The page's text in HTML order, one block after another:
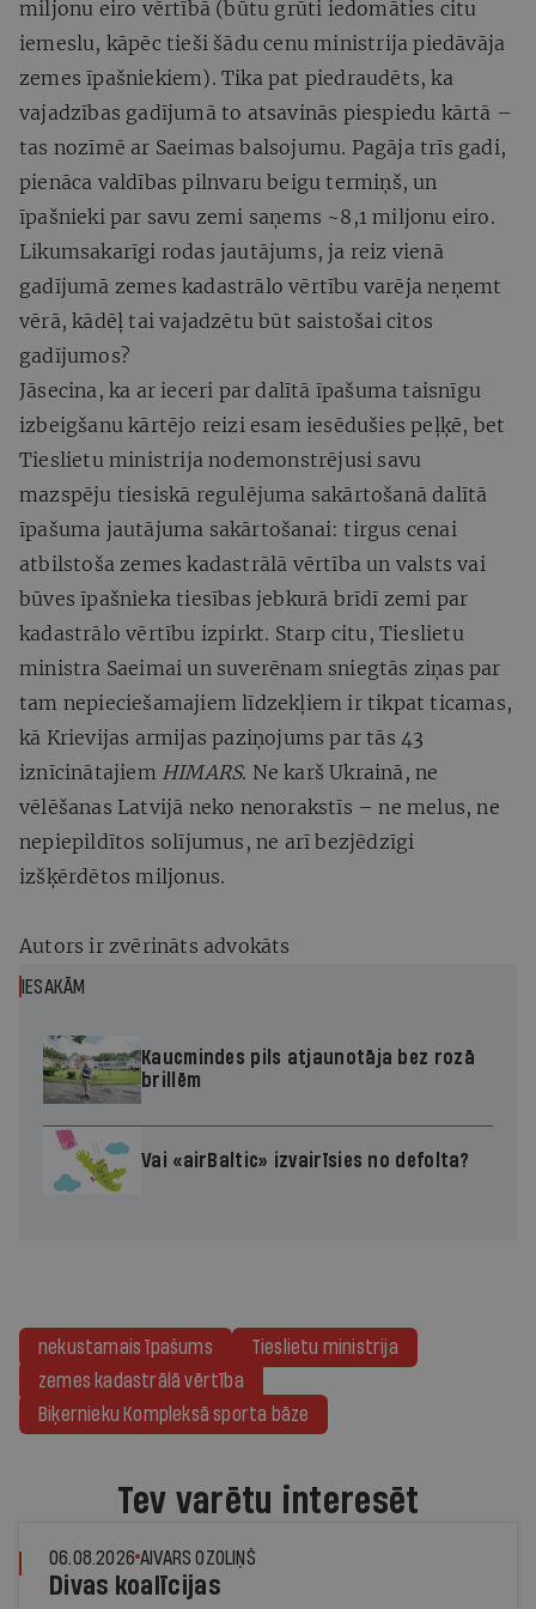
miljonu eiro vērtībā (būtu grūti iedomāties citu
iemeslu, kāpēc tieši šādu cenu ministrija piedāvāja
zemes īpašniekiem). Tika pat piedraudēts, ka
vajadzības gadījumā to atsavinās piespiedu kārtā –
tas nozīmē ar Saeimas balsojumu. Pagāja trīs gadi,
pienāca valdības pilnvaru beigu termiņš, un
īpašnieki par savu zemi saņems ~8,1 miljonu eiro.
Likumsakarīgi rodas jautājums, ja reiz vienā
gadījumā zemes kadastrālo vērtību varēja neņemt
vērā, kādēļ tai vajadzētu būt saistošai citos
gadījumos?
Jāsecina, ka ar ieceri par dalītā īpašuma taisnīgu
izbeigšanu kārtējo reizi esam iesēdušies peļķē, bet
Tieslietu ministrija nodemonstrējusi savu
mazspēju tiesiskā regulējuma sakārtošanā dalītā
īpašuma jautājuma sakārtošanai: tirgus cenai
atbilstoša zemes kadastrālā vērtība un valsts vai
būves īpašnieka tiesības jebkurā brīdī zemi par
kadastrālo vērtību izpirkt. Starp citu, Tieslietu
ministra Saeimai un suverēnam sniegtās ziņas par
tam nepieciešamajiem līdzekļiem ir tikpat ticamas,
kā Krievijas armijas paziņojums par tās 43
iznīcinātajiem HIMARS. Ne karš Ukrainā, ne
vēlēšanas Latvijā neko nenorakstīs – ne melus, ne
nepiepildītos solījumus, ne arī bezjēdzīgi
izšķērdētos miljonus.
Autors ir zvērināts advokāts
IESAKĀM
Kaucmindes pils atjaunotāja bez rozā
brillēm
Vai «airBaltic» izvairīsies no defolta?
nekustamais īpašums
Tieslietu ministrija
zemes kadastrālā vērtība
Biķernieku Kompleksā sporta bāze
Tev varētu interesēt
06.08.2026 AIVARS OZOLIŅŠ
Divas koalīcijas